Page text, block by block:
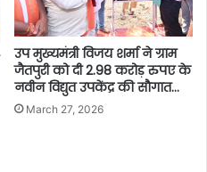
उप मुख्यमंत्री विजय शर्मा ने ग्राम
जैतपुरी को दी 2.98 करोड़ रुपए के
नवीन विद्युत उपकेंद्र की सौगात…
March 27, 2026